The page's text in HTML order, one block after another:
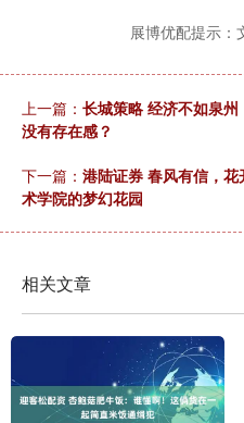
展博优配提示：
上一篇： 长城策略 经济不如泉
没有存在感？
下一篇： 港陆证券 春风有信，
术学院的梦幻花园
相关文章